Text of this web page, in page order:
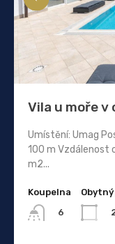
Vila u moře v
Umístění: Umag
100 m Vzdálenost
m2...
Koupelna
6